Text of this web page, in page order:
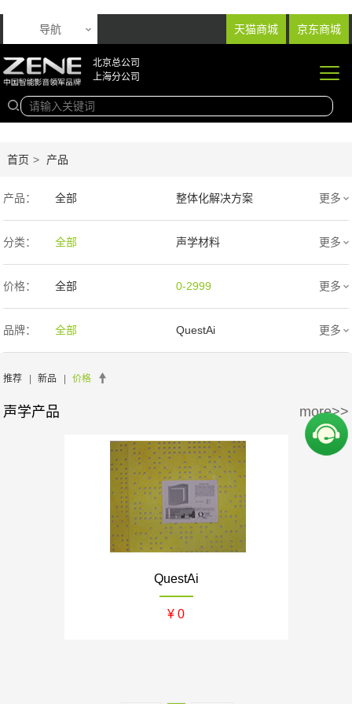
天猫商城 京东商城
导航
北京总公司
上海分公司
首页 > 产品
产品： 全部 整体化解决方案
音响产品 投影产品
专业扩声音箱 幕布产品
声学产品 智能产品
周边产品
更多
分类： 全部 声学材料 更多
价格： 全部 0-2999
3000-9999 1万-5万
5万-15万
30万-50万
更多
品牌： 全部 QuestAi 更多
推荐 | 新品 | 价格
声学产品 more>>
QuestAi
¥ 0